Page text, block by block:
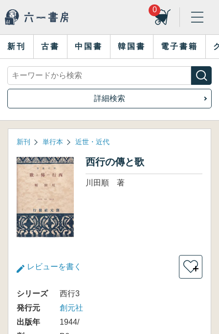
0
新刊 古書 中国書 韓国書 電子書籍
詳細検索
新刊 単行本 近世・近代
西行の傳と歌
川田順 著
レビューを書く ＋
シリーズ
西行3
発行元
創元社
出版年
1944/